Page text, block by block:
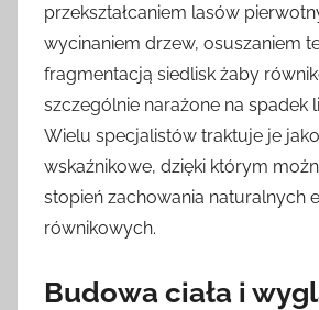
przekształcaniem lasów
wycinaniem drzew, osuszaniem
fragmentacją siedlisk żaby
szczególnie narażone na spadek
Wielu specjalistów traktuje je jako
wskaźnikowe, dzięki którym
stopień zachowania naturalnych
równikowych.
Budowa ciała i